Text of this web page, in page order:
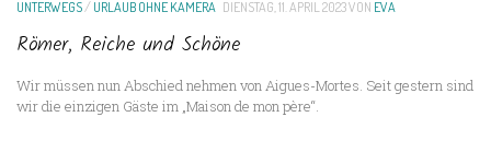
UNTERWEGS/URLAUB OHNE KAMERA DIENSTAG, 11. APRIL 2023VON EVA
Römer, Reiche und Schöne
Wir müssen nun Abschied nehmen von Aigues-Mortes. Seit gestern sind
wir die einzigen Gäste im „Maison de mon père“.